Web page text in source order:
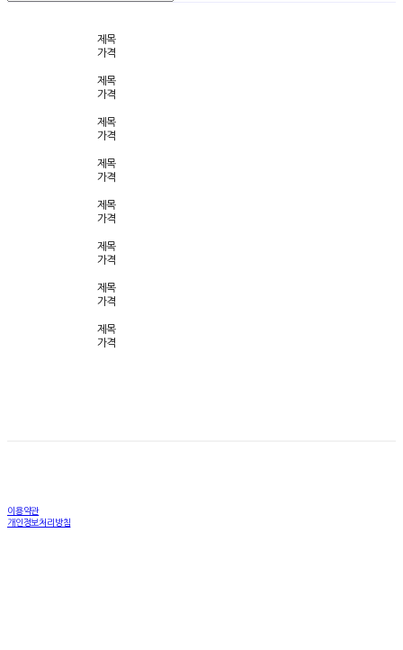
제목
가격
제목
가격
제목
가격
제목
가격
제목
가격
제목
가격
제목
가격
제목
가격
이용약관
개인정보처리방침